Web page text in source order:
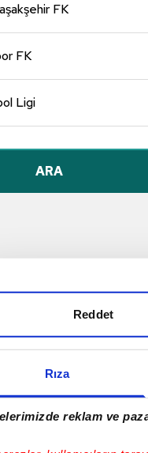
Rıza
reklam ve
Reddet
FK
FK
Ligi
Futbol
ARA